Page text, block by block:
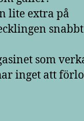
lite extra på
som
inget att